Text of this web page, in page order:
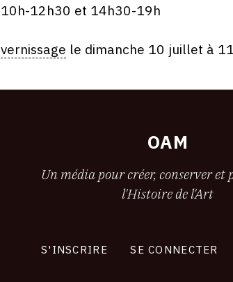
10h-12h30 et 14h30-19h
vernissage le dimanche 10 juillet à
OAM
Un média pour créer, conserver
l'Histoire de l'Art
S'INSCRIRE SE CONNECTER